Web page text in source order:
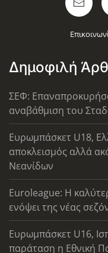
Δημοφιλή
ΣΕΦ:
αναβάθμιση του
Ευρωμπάσκετ U18,
αποκλεισμός αλλά
Νεανίδων
Euroleague: Η
ενόψει της νέας
Ευρωμπάσκετ U16,
παράταση η Εθνική